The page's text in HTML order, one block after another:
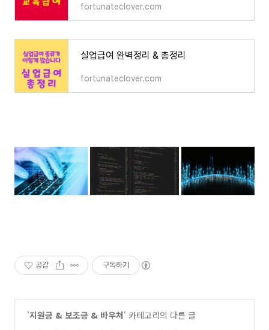
fortunateclover.com
실업급여 완벽정리 & 총정리
fortunateclover.com
공감 구독하기
'지원금 & 보조금 & 바우처' 카테고리의 다른 글